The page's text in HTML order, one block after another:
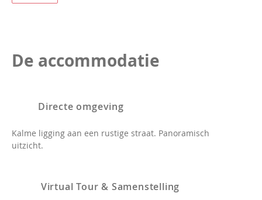
De accommodatie
Directe omgeving
Kalme ligging aan een rustige straat. Panoramisch
uitzicht.
Virtual Tour & Samenstelling